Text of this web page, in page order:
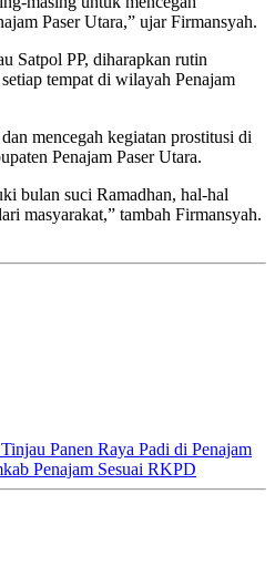
Paser Utara,” ujar Firmansyah.
Satpol PP, diharapkan rutin
tempat di wilayah Penajam
mencegah kegiatan prostitusi di
Penajam Paser Utara.
bulan suci Ramadhan, hal-hal
masyarakat,” tambah Firmansyah.
Panen Raya Padi di Penajam
Penajam Sesuai RKPD